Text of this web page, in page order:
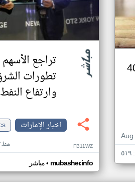
إلى 40
تراجع
تطورات
وارتفاع النفط
اخبار الإمارات
منذ ٢٣ ساعة FB11WZ
مباشر• mubasher.info